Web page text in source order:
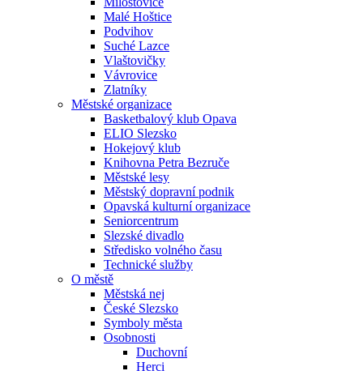
Malé Hoštice
Podvihov
Suché Lazce
Vlaštovičky
Vávrovice
Zlatníky
Městské organizace
Basketbalový klub Opava
ELIO Slezsko
Hokejový klub
Knihovna Petra Bezruče
Městské lesy
Městský dopravní podnik
Opavská kulturní organizace
Seniorcentrum
Slezské divadlo
Středisko volného času
Technické služby
O městě
Městská nej
České Slezsko
Symboly města
Osobnosti
Duchovní
Herci